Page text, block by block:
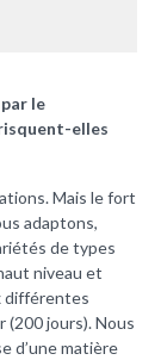
le
elles
Mais le fort
adaptons,
de types
niveau et
différentes
(200 jours). Nous
d’une matière